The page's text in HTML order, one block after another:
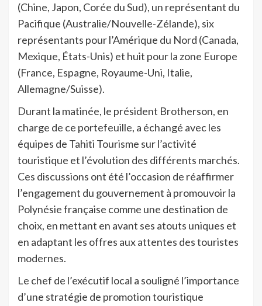
(Chine, Japon, Corée du Sud), un représentant du
Pacifique (Australie/Nouvelle-Zélande), six
représentants pour l’Amérique du Nord (Canada,
Mexique, États-Unis) et huit pour la zone Europe
(France, Espagne, Royaume-Uni, Italie,
Allemagne/Suisse).
Durant la matinée, le président Brotherson, en
charge de ce portefeuille, a échangé avec les
équipes de Tahiti Tourisme sur l’activité
touristique et l’évolution des différents marchés.
Ces discussions ont été l’occasion de réaffirmer
l’engagement du gouvernement à promouvoir la
Polynésie française comme une destination de
choix, en mettant en avant ses atouts uniques et
en adaptant les offres aux attentes des touristes
modernes.
Le chef de l’exécutif local a souligné l’importance
d’une stratégie de promotion touristique